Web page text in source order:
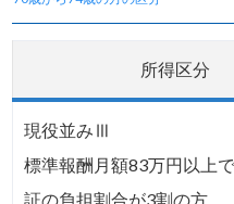
所得区分
現役並みⅢ
標準報酬月額83万円以上
証の負担割合が3割の方